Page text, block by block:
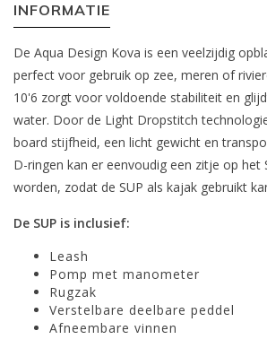
INFORMATIE
De Aqua Design Kova is een veelzijdig
perfect voor gebruik op zee, meren of
10'6 zorgt voor voldoende stabiliteit en
water. Door de Light Dropstitch
board stijfheid, een licht gewicht en
D-ringen kan er eenvoudig een zitje op het
worden, zodat de SUP als kajak gebruikt
De SUP is inclusief:
Leash
Pomp met manometer
Rugzak
Verstelbare deelbare peddel
Afneembare vinnen